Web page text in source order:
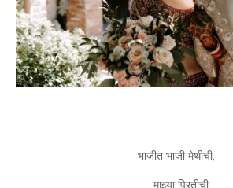
भाजीत भाजी मेथीची,
……माझ्या प्रितीची.